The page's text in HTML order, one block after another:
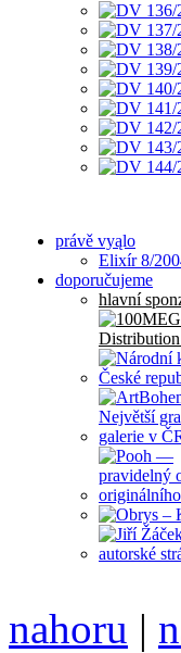
právě vyąlo
Elixír 8/
doporučujeme
hlavní
nahoru |